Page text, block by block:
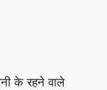
के रहने वाले